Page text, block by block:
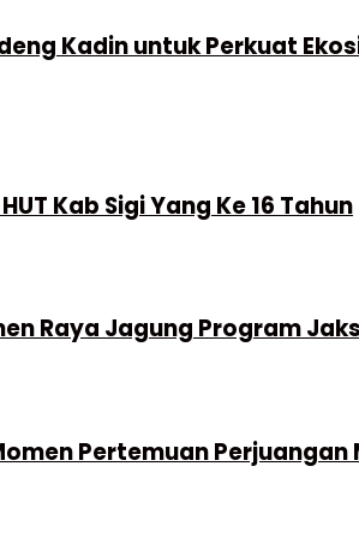
Kadin untuk Perkuat
Kab Sigi Yang Ke 16 Tahun
Raya Jagung Program
Pertemuan